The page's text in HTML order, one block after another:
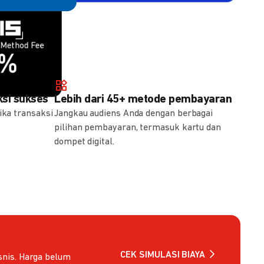
Fee
Fee
Fee
sukses
transaksi
Lebih dari 45+ metode pembayaran
Jangkau audiens Anda dengan berbagai
pilihan pembayaran, termasuk kartu dan
dompet digital.
Harga belum CEK SIMULASI BIAYA